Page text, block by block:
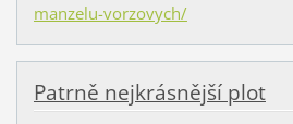
manzelu-vorzovych/
Patrně nejkrásnější plot